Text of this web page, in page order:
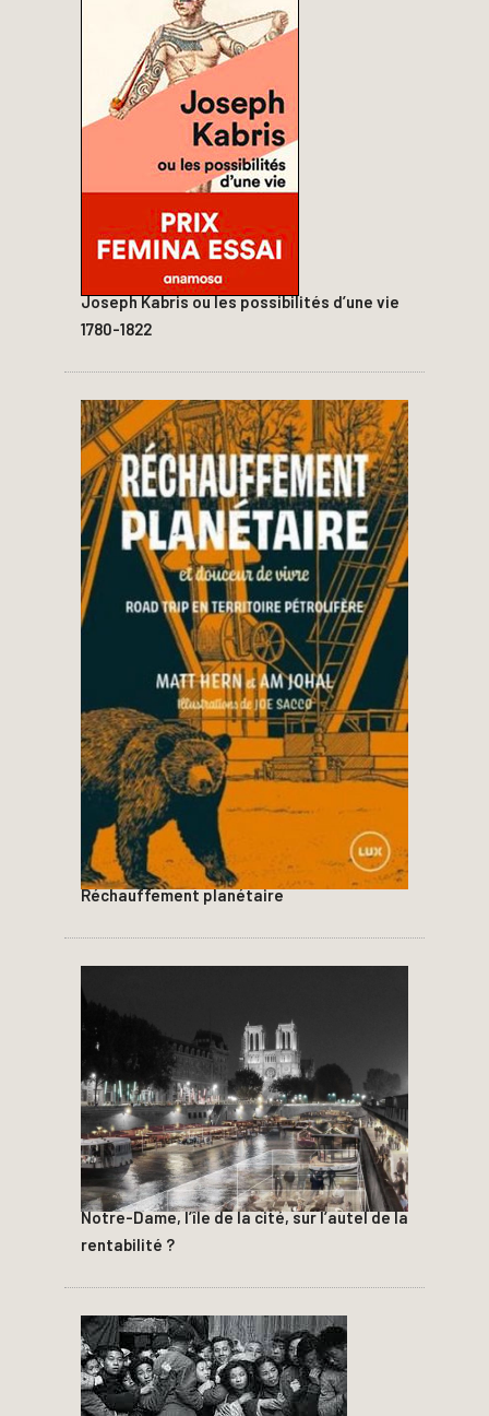
Joseph Kabris ou les possibilités d’une vie
1780-1822
Réchauffement planétaire
Notre-Dame, l’île de la cité, sur l’autel de la
rentabilité ?